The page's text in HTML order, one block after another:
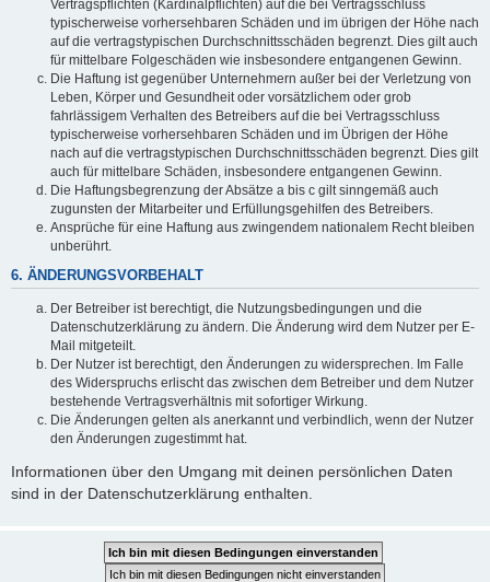
Vertragspflichten (Kardinalpflichten) auf die bei Vertragsschluss
typischerweise vorhersehbaren Schäden und im übrigen der Höhe nach
auf die vertragstypischen Durchschnittsschäden begrenzt. Dies gilt auch
für mittelbare Folgeschäden wie insbesondere entgangenen Gewinn.
Die Haftung ist gegenüber Unternehmern außer bei der Verletzung von
Leben, Körper und Gesundheit oder vorsätzlichem oder grob
fahrlässigem Verhalten des Betreibers auf die bei Vertragsschluss
typischerweise vorhersehbaren Schäden und im Übrigen der Höhe
nach auf die vertragstypischen Durchschnittsschäden begrenzt. Dies gilt
auch für mittelbare Schäden, insbesondere entgangenen Gewinn.
Die Haftungsbegrenzung der Absätze a bis c gilt sinngemäß auch
zugunsten der Mitarbeiter und Erfüllungsgehilfen des Betreibers.
Ansprüche für eine Haftung aus zwingendem nationalem Recht bleiben
unberührt.
6. ÄNDERUNGSVORBEHALT
Der Betreiber ist berechtigt, die Nutzungsbedingungen und die
Datenschutzerklärung zu ändern. Die Änderung wird dem Nutzer per E-
Mail mitgeteilt.
Der Nutzer ist berechtigt, den Änderungen zu widersprechen. Im Falle
des Widerspruchs erlischt das zwischen dem Betreiber und dem Nutzer
bestehende Vertragsverhältnis mit sofortiger Wirkung.
Die Änderungen gelten als anerkannt und verbindlich, wenn der Nutzer
den Änderungen zugestimmt hat.
Informationen über den Umgang mit deinen persönlichen Daten
sind in der Datenschutzerklärung enthalten.